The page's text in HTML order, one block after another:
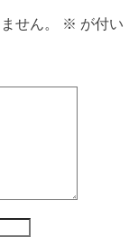
せん。 ※ が付い